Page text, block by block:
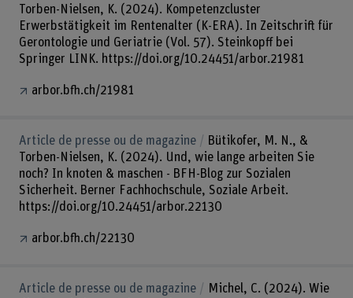
Torben-Nielsen, K. (2024). Kompetenzcluster
Erwerbstätigkeit im Rentenalter (K-ERA). In Zeitschrift für
Gerontologie und Geriatrie (Vol. 57). Steinkopff bei
Springer LINK. https://doi.org/10.24451/arbor.21981
arbor.bfh.ch/21981
Article de presse ou de magazine
Bütikofer, M. N., &
Torben-Nielsen, K. (2024). Und, wie lange arbeiten Sie
noch? In knoten & maschen - BFH-Blog zur Sozialen
Sicherheit. Berner Fachhochschule, Soziale Arbeit.
https://doi.org/10.24451/arbor.22130
arbor.bfh.ch/22130
Article de presse ou de magazine
Michel, C. (2024). Wie